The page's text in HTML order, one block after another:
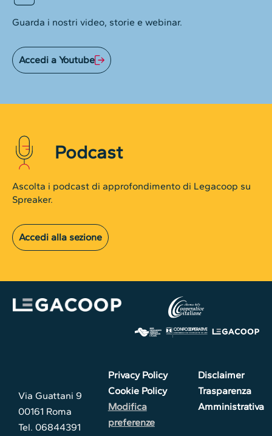
Guarda i nostri video, storie e webinar.
Accedi a Youtube
Podcast
Ascolta i podcast di approfondimento di Legacoop su
Spreaker.
Accedi alla sezione
Via Guattani 9
00161 Roma
Tel. 06844391
Privacy Policy
Cookie Policy
Modifica
preferenze
Disclaimer
Trasparenza
Amministrativa